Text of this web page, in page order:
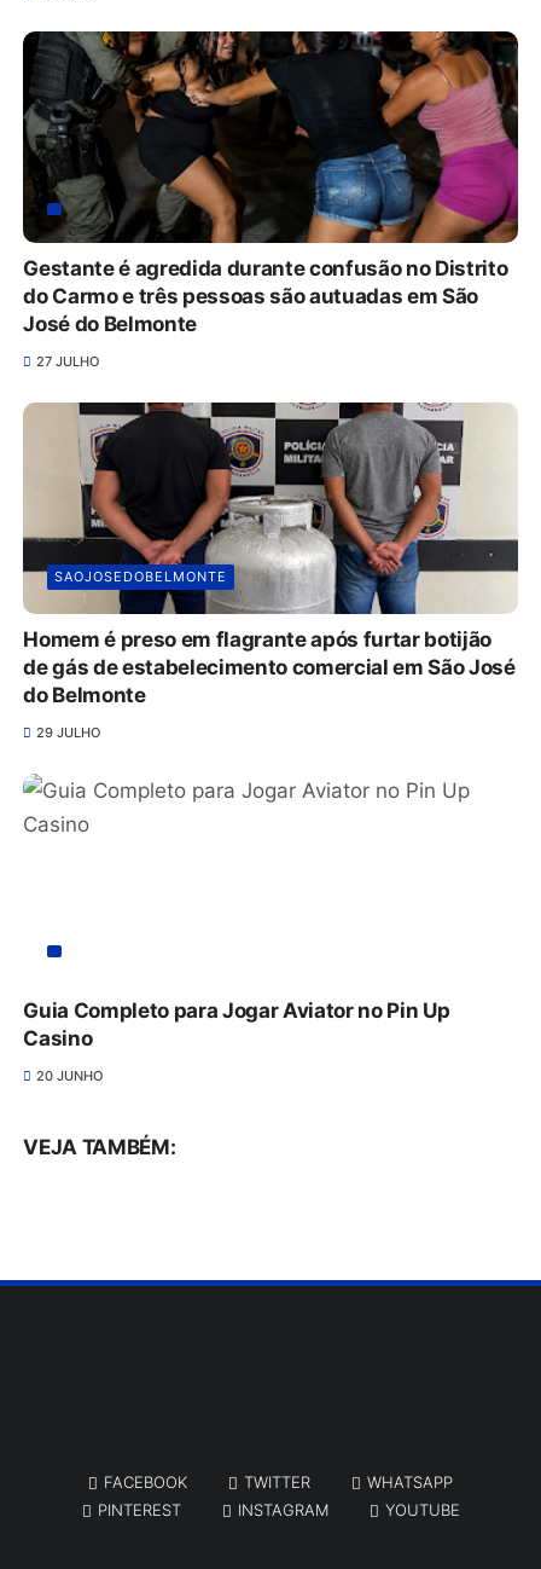
Gestante é agredida durante confusão no Distrito
do Carmo e três pessoas são autuadas em São
José do Belmonte
27 JULHO
SAOJOSEDOBELMONTE
Homem é preso em flagrante após furtar botijão
de gás de estabelecimento comercial em São José
do Belmonte
29 JULHO
Guia Completo para Jogar Aviator no Pin Up
Casino
20 JUNHO
VEJA TAMBÉM:
FACEBOOK TWITTER
WHATSAPP
PINTEREST
INSTAGRAM YOUTUBE